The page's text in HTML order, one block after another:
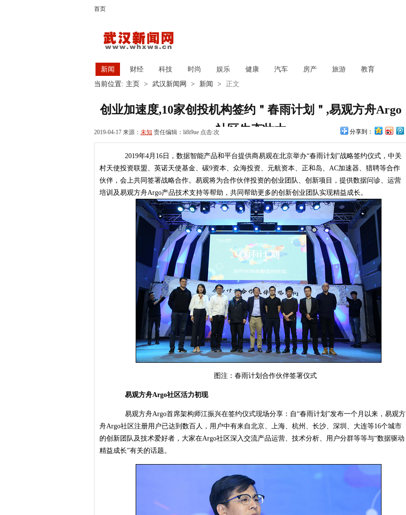
首页
新闻 财经 科技 时尚 娱乐 健康 汽车 房产 旅游
教育
当前位置: 主页 > 武汉新闻网 > 新闻 > 正文
创业加速度,10家创投机构签约＂春雨计划＂,易观方舟Argo
社区生态壮大
2019-04-17 来源： 未知 责任编辑：li8i9ue 点击:次 分享到：
2019年4月16日，数据智能产品和平台提供商易观在北京举办“春雨计划”战略签约仪式，中关
村天使投资联盟、英诺天使基金、碳9资本、众海投资、元航资本、正和岛、AC加速器、猎聘等合作
伙伴，会上共同签署战略合作。易观将为合作伙伴投资的创业团队、创新项目，提供数据问诊、运营
培训及易观方舟Argo产品技术支持等帮助，共同帮助更多的创新创业团队实现精益成长。
图注：春雨计划合作伙伴签署仪式
易观方舟Argo社区活力初现
易观方舟Argo首席架构师江振兴在签约仪式现场分享：自“春雨计划”发布一个月以来，易观方
舟Argo社区注册用户已达到数百人，用户中有来自北京、上海、杭州、长沙、深圳、大连等16个城市
的创新团队及技术爱好者，大家在Argo社区深入交流产品运营、技术分析、用户分群等等与“数据驱动
精益成长”有关的话题。